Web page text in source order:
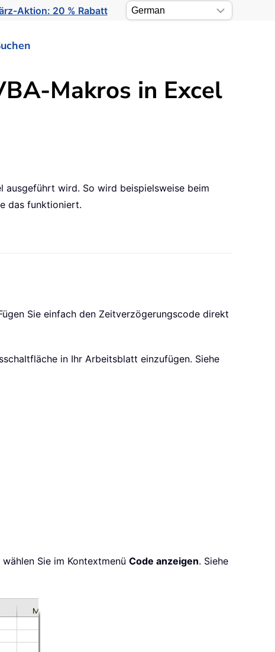
Aktion: 20 % Rabatt
Makros in Excel
ausgeführt wird. So wird beispielsweise beim
das funktioniert.
Sie einfach den Zeitverzögerungscode direkt
in Ihr Arbeitsblatt einzufügen. Siehe
Sie im Kontextmenü Code anzeigen. Siehe